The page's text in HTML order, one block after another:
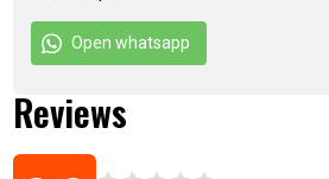
Open whatsapp
Reviews